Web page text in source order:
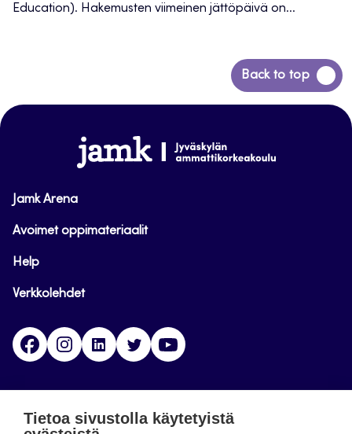
Education). Hakemusten viimeinen jättöpäivä on...
Back to top
Siirry
takaisin
www.jamk.fi
Jamk Arena
Avoimet oppimateriaalit
Help
Verkkolehdet
FacebookInstagramLinkedinTwitter
Tietoa sivustolla käytetyistä